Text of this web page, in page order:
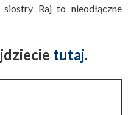
Raj to nieodłączne
tutaj.